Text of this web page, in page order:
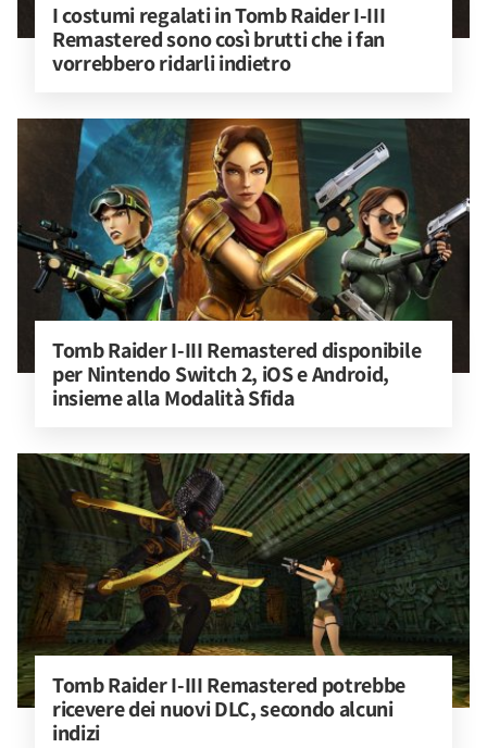
I costumi regalati in Tomb Raider I-III
Remastered sono così brutti che i fan
vorrebbero ridarli indietro
Tomb Raider I-III Remastered disponibile
per Nintendo Switch 2, iOS e Android,
insieme alla Modalità Sfida
Tomb Raider I-III Remastered potrebbe
ricevere dei nuovi DLC, secondo alcuni
indizi